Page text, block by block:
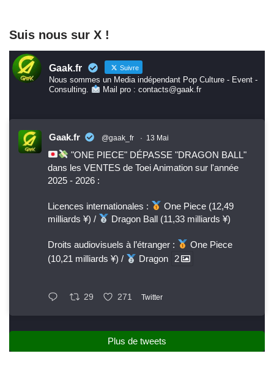
Suis nous sur X !
Gaak.fr Suivre
Nous sommes un Media indépendant Pop Culture - Event -
Consulting.
Mail pro : contacts@gaak.fr
Gaak.fr @gaak_fr · 13 Mai
"ONE PIECE" DÉPASSE "DRAGON BALL"
dans les VENTES de Toei Animation sur l'année
2025 - 2026 :
Licences internationales :
One Piece (12,49
milliards ¥) /
Dragon Ball (11,33 milliards ¥)
Droits audiovisuels à l’étranger :
One Piece
(10,21 milliards ¥) /
Dragon 2
29 271 Twitter
Plus de tweets